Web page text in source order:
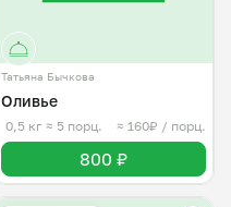
Татьяна Бычкова
Оливье
0,5 кг ≈ 5 порц. ≈ 160₽ / порц.
800 ₽